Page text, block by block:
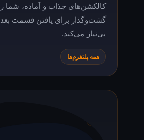
کالکشن‌های جذاب و آماده، شما را از
گشت‌وگذار برای یافتن قسمت بعدی هر محتوا
بی‌نیاز می‌کند.
همه پلتفرم‌ها